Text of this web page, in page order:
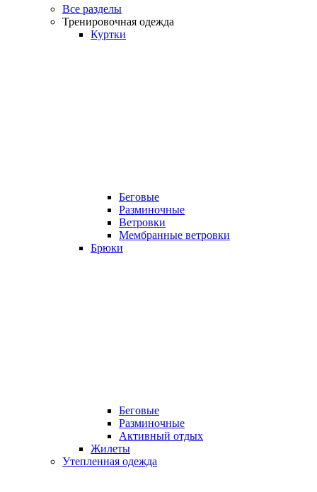
Все разделы
Тренировочная одежда
Куртки
Беговые
Разминочные
Ветровки
Мембранные ветровки
Брюки
Беговые
Разминочные
Активный отдых
Жилеты
Утепленная одежда